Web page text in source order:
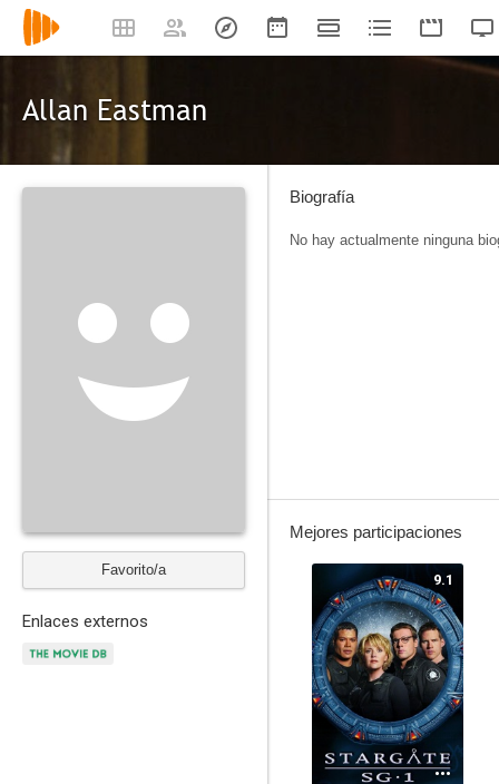
Allan Eastman
Favorito/a
Enlaces externos
Biografía
No hay actualmente ninguna
Mejores participaciones
9.1